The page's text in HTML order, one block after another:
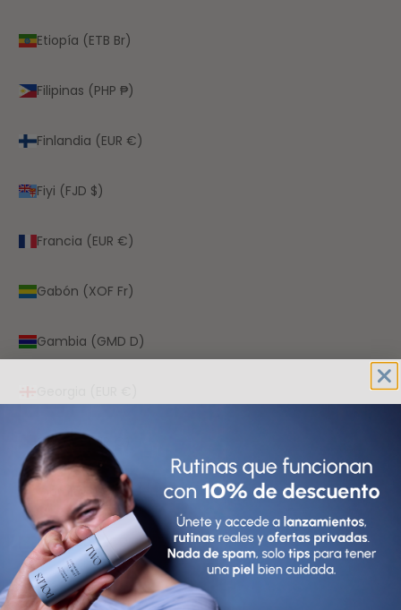
Etiopía (ETB Br)
Filipinas (PHP ₱)
Finlandia (EUR €)
Fiyi (FJD $)
Francia (EUR €)
Gabón (XOF Fr)
Gambia (GMD D)
Ghana (EUR €)
Gibraltar (GBP £)
Granada (XCD $)
Grecia (EUR €)